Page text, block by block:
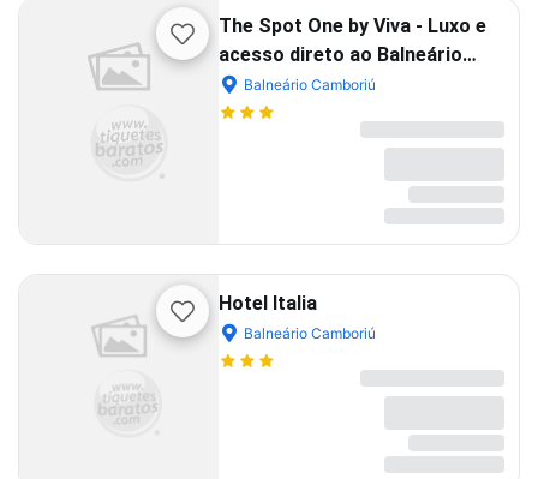
The Spot One by Viva - Luxo e
acesso direto ao Balneário
Shopping
Balneário Camboriú
Hotel Italia
Balneário Camboriú